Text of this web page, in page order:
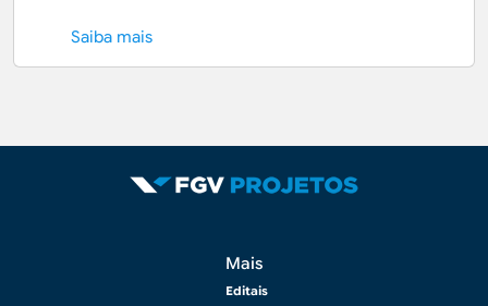
Saiba mais
Mais
Editais